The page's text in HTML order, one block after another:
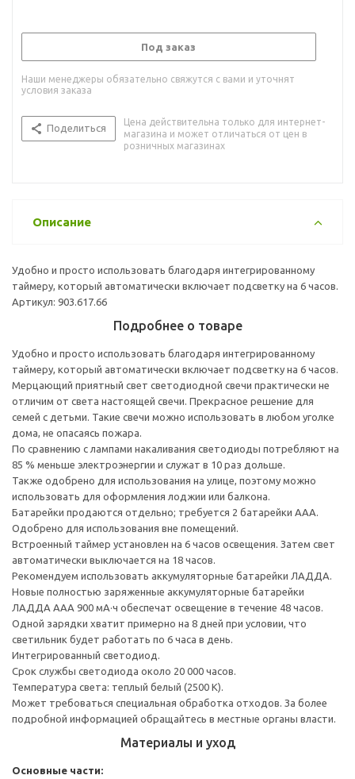
Под заказ
Наши менеджеры обязательно свяжутся с вами и уточнят
условия заказа
Поделиться
Цена действительна только для интернет-
магазина и может отличаться от цен в
розничных магазинах
Описание
Удобно и просто использовать благодаря интегрированному
таймеру, который автоматически включает подсветку на 6 часов.
Артикул: 903.617.66
Подробнее о товаре
Удобно и просто использовать благодаря интегрированному
таймеру, который автоматически включает подсветку на 6 часов.
Мерцающий приятный свет светодиодной свечи практически не
отличим от света настоящей свечи. Прекрасное решение для
семей с детьми. Такие свечи можно использовать в любом уголке
дома, не опасаясь пожара.
По сравнению с лампами накаливания светодиоды потребляют на
85 % меньше электроэнергии и служат в 10 раз дольше.
Также одобрено для использования на улице, поэтому можно
использовать для оформления лоджии или балкона.
Батарейки продаются отдельно; требуется 2 батарейки AAA.
Одобрено для использования вне помещений.
Встроенный таймер установлен на 6 часов освещения. Затем свет
автоматически выключается на 18 часов.
Рекомендуем использовать аккумуляторные батарейки ЛАДДА.
Новые полностью заряженные аккумуляторные батарейки
ЛАДДА ААА 900 мА·ч обеспечат освещение в течение 48 часов.
Одной зарядки хватит примерно на 8 дней при условии, что
светильник будет работать по 6 часа в день.
Интегрированный светодиод.
Срок службы светодиода около 20 000 часов.
Температура света: теплый белый (2500 К).
Может требоваться специальная обработка отходов. За более
подробной информацией обращайтесь в местные органы власти.
Материалы и уход
Основные части: